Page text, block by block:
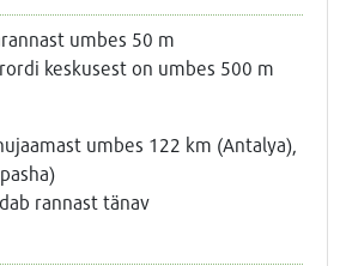
umbes 50 m
keskusest on umbes 500 m
umbes 122 km (Antalya),
rannast tänav